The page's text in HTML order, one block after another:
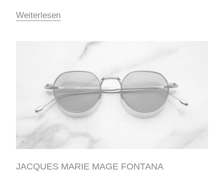
Weiterlesen
JACQUES MARIE MAGE FONTANA